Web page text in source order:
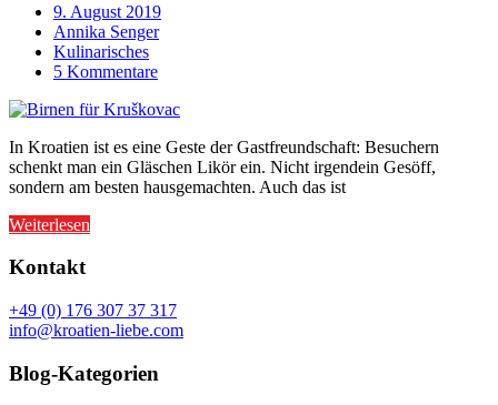
9. August 2019
Annika Senger
Kulinarisches
5 Kommentare
In Kroatien ist es eine Geste der Gastfreundschaft: Besuchern
schenkt man ein Gläschen Likör ein. Nicht irgendein Gesöff,
sondern am besten hausgemachten. Auch das ist
Weiterlesen
Kontakt
+49 (0) 176 307 37 317
info@kroatien-liebe.com
Blog-Kategorien